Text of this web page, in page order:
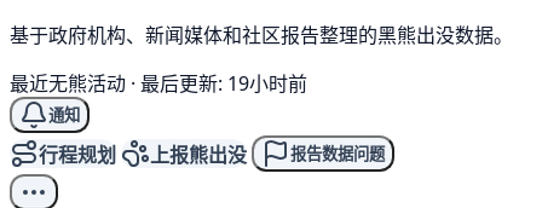
基于政府机构、新闻媒体和社区报告整理的黑熊出没数据。
最近无熊活动 · 最后更新: 19小时前
通知
行程规划 上报熊出没 报告数据问题